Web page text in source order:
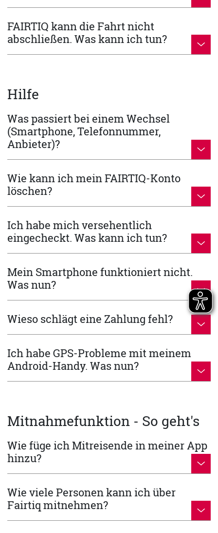
FAIRTIQ kann die Fahrt nicht
abschließen. Was kann ich tun?
Hilfe
Was passiert bei einem Wechsel
(Smartphone, Telefonnummer,
Anbieter)?
Wie kann ich mein FAIRTIQ-Konto
löschen?
Ich habe mich versehentlich
eingecheckt. Was kann ich tun?
Mein Smartphone funktioniert nicht.
Was nun?
Wieso schlägt eine Zahlung fehl?
Ich habe GPS-Probleme mit meinem
Android-Handy. Was nun?
Mitnahmefunktion - So geht's
Wie füge ich Mitreisende in meiner App
hinzu?
Wie viele Personen kann ich über
Fairtiq mitnehmen?